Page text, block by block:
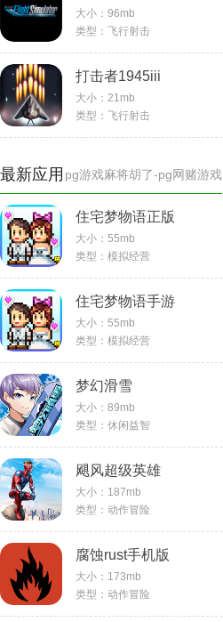
大小： 96mb
类型： 飞行射击
打击者1945iii
大小： 21mb
类型： 飞行射击
pg游戏麻将胡了-pg网赌游戏
最新应用
住宅梦物语正版
大小：55mb
类型：模拟经营
住宅梦物语手游
大小：55mb
类型：模拟经营
梦幻滑雪
大小：89mb
类型：休闲益智
飓风超级英雄
大小：187mb
类型：动作冒险
腐蚀rust手机版
大小：173mb
类型：动作冒险